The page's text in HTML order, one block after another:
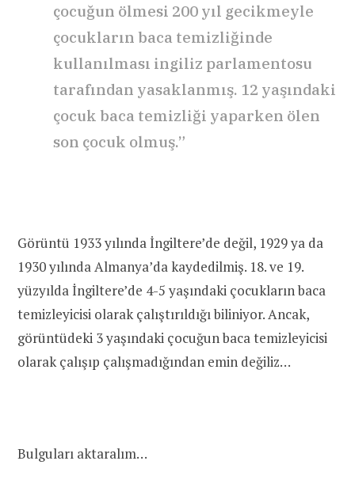
çocuğun ölmesi 200 yıl gecikmeyle
çocukların baca temizliğinde
kullanılması ingiliz parlamentosu
tarafından yasaklanmış. 12 yaşındaki
çocuk baca temizliği yaparken ölen
son çocuk olmuş.”
Görüntü 1933 yılında İngiltere’de değil, 1929 ya da
1930 yılında Almanya’da kaydedilmiş. 18. ve 19.
yüzyılda İngiltere’de 4-5 yaşındaki çocukların baca
temizleyicisi olarak çalıştırıldığı biliniyor. Ancak,
görüntüdeki 3 yaşındaki çocuğun baca temizleyicisi
olarak çalışıp çalışmadığından emin değiliz…
Bulguları aktaralım…